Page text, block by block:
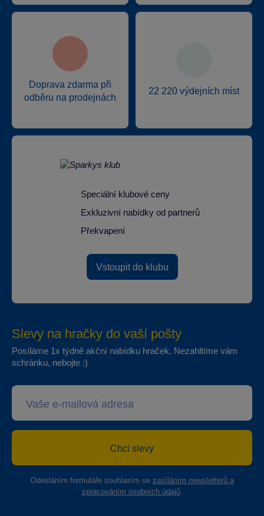
Doprava zdarma při
odběru na prodejnách
22 220 výdejních míst
Speciální klubové ceny
Exkluzivní nabídky od partnerů
Překvapení
Vstoupit do klubu
Slevy na hračky do vaší pošty
Posíláme 1x týdně akční nabídku hraček. Nezahltíme vám
schránku, nebojte :)
Chci slevy
Odesláním formuláře souhlasím se zasíláním newsletterů a
zpracováním osobních údajů.